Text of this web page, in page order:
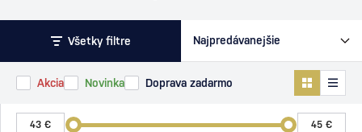
Všetky filtre
Akcia Novinka Doprava zadarmo